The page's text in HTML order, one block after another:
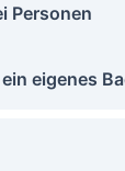
Personen
eigenes